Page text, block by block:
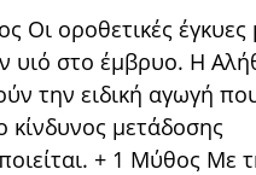
Οι οροθετικές έγκυες
υιό στο έμβρυο. Η
την ειδική αγωγή
κίνδυνος μετάδοσης
+ 1 Μύθος Με